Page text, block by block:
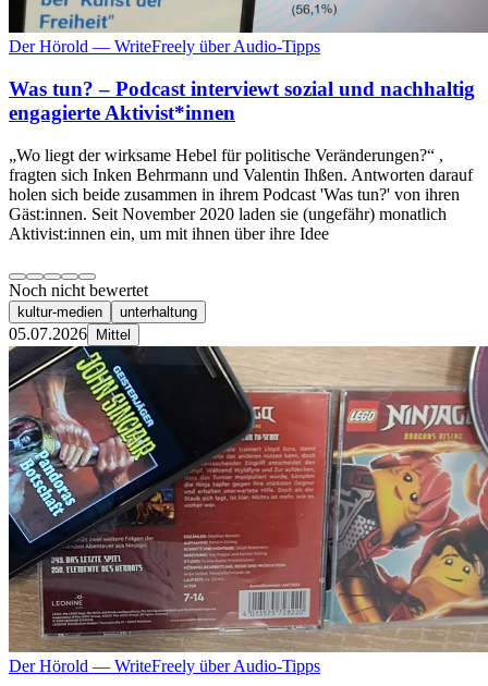
Der Hörold — WriteFreely über Audio-Tipps
Was tun? – Podcast interviewt sozial und nachhaltig
engagierte Aktivist*innen
„Wo liegt der wirksame Hebel für politische Veränderungen?“ ,
fragten sich Inken Behrmann und Valentin Ihßen. Antworten darauf
holen sich beide zusammen in ihrem Podcast 'Was tun?' von ihren
Gäst:innen. Seit November 2020 laden sie (ungefähr) monatlich
Aktivist:innen ein, um mit ihnen über ihre Idee
Noch nicht bewertet
kultur-medien unterhaltung
05.07.2026 Mittel
Der Hörold — WriteFreely über Audio-Tipps